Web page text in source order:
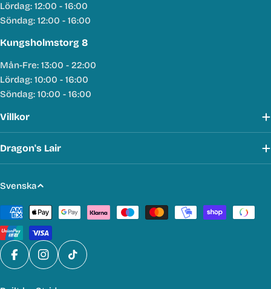
Lördag: 12:00 - 16:00
Söndag: 12:00 - 16:00
Kungsholmstorg 8
Mån-Fre: 13:00 - 22:00
Lördag: 10:00 - 16:00
Söndag: 10:00 - 16:00
Villkor
Dragon's Lair
S
p
r
å
k
Svenska
Betalmetoder
FacebookInstagram
TikTok